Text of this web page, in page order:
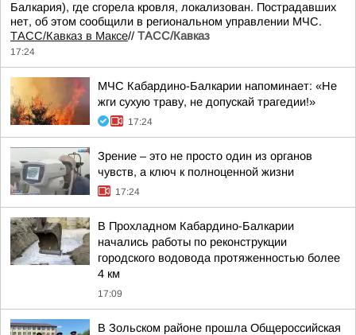
Балкария), где сгорела кровля, локализован. Пострадавших
нет, об этом сообщили в региональном управлении МЧС.
ТАСС/Кавказ в Максе// ТАСС/Кавказ
17:24
МЧС Кабардино-Балкарии напоминает: «Не
жги сухую траву, не допускай трагедии!»
17:24
Зрение – это не просто один из органов
чувств, а ключ к полноценной жизни
17:24
В Прохладном Кабардино-Балкарии
начались работы по реконструкции
городского водовода протяженностью более
4 км
17:09
В Зольском районе прошла Общероссийская